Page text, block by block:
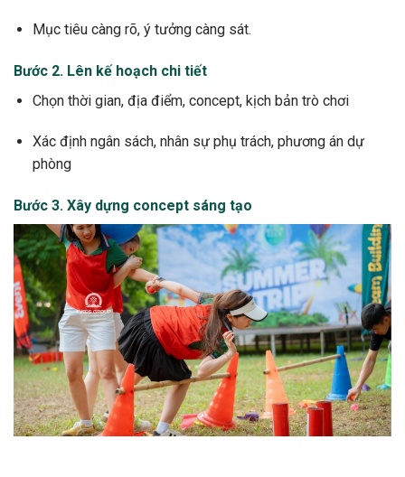
Mục tiêu càng rõ, ý tưởng càng sát.
Bước 2. Lên kế hoạch chi tiết
Chọn thời gian, địa điểm, concept, kịch bản trò chơi
Xác định ngân sách, nhân sự phụ trách, phương án dự
phòng
Bước 3. Xây dựng concept sáng tạo